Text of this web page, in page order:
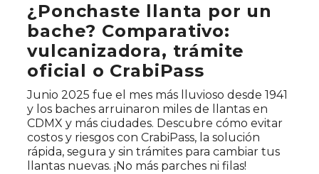
¿Ponchaste llanta por un
bache? Comparativo:
vulcanizadora, trámite
oficial o CrabiPass
Junio 2025 fue el mes más lluvioso desde 1941
y los baches arruinaron miles de llantas en
CDMX y más ciudades. Descubre cómo evitar
costos y riesgos con CrabiPass, la solución
rápida, segura y sin trámites para cambiar tus
llantas nuevas. ¡No más parches ni filas!